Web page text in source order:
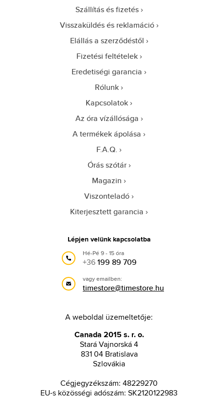
Szállítás és fizetés
Visszaküldés és reklamáció
Elállás a szerződéstől
Fizetési feltételek
Eredetiségi garancia
Rólunk
Kapcsolatok
Az óra vízállósága
A termékek ápolása
F.A.Q.
Órás szótár
Magazin
Viszonteladó
Kiterjesztett garancia
Lépjen velünk kapcsolatba
Hé-Pé 9 - 15 óra
+36199 89 709
vagy emailben:
timestore@timestore.hu
A weboldal üzemeltetője:
Canada 2015 s. r. o.
Stará Vajnorská 4
831 04 Bratislava
Szlovákia
Cégjegyzékszám: 48229270
EU-s közösségi adószám: SK2120122983